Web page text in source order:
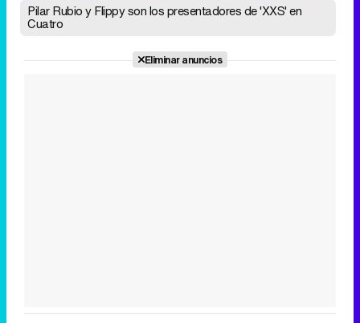
Pilar Rubio y Flippy son los presentadores de 'XXS' en
Cuatro
Eliminar anuncios